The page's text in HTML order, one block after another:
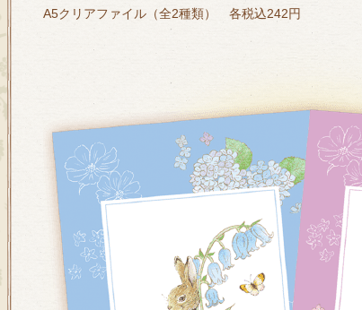
A5クリアファイル（全2種類） 各税込242円